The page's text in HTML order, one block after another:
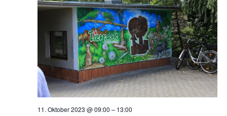
11. Oktober 2023 @ 09:00 – 13:00